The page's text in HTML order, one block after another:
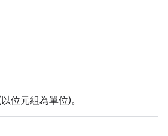
位元組為單位)。